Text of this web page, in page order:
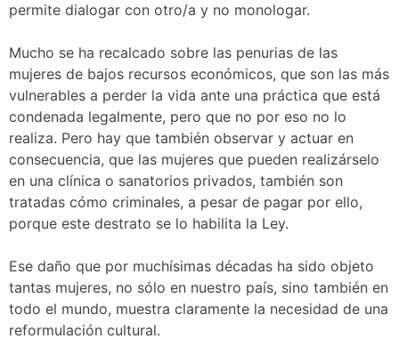
permite dialogar con otro/a y no monologar.
Mucho se ha recalcado sobre las penurias de las
mujeres de bajos recursos económicos, que son las más
vulnerables a perder la vida ante una práctica que está
condenada legalmente, pero que no por eso no lo
realiza. Pero hay que también observar y actuar en
consecuencia, que las mujeres que pueden realizárselo
en una clínica o sanatorios privados, también son
tratadas cómo criminales, a pesar de pagar por ello,
porque este destrato se lo habilita la Ley.
Ese daño que por muchísimas décadas ha sido objeto
tantas mujeres, no sólo en nuestro país, sino también en
todo el mundo, muestra claramente la necesidad de una
reformulación cultural.